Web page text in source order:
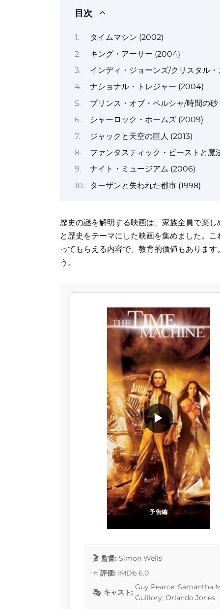
目次
タイムマシン (2002)
キング・アーサー (2004)
インディ・ジョーンズ/クリスタル
ナショナル・トレジャー (2004)
プリンス・オブ・ペルシャ/時間の
シャーロック・ホームズ (2009)
ジャックと天空の巨人 (2013)
ファンタスティック・ビーストと魔
ナイト・ミュージアム (2006)
ターザンと失われた都市 (1998)
歴史の謎を解明する映画は、家族全員で楽
と歴史をテーマにした映画を集めました。
ってもらえる内容で、教育的価値もありま
う。
予告編
▶
監督: Simon Wells
評価: IMDb 6.0
キャスト:
Guy Pearce, Samantha
Guillory, Orlando Jones